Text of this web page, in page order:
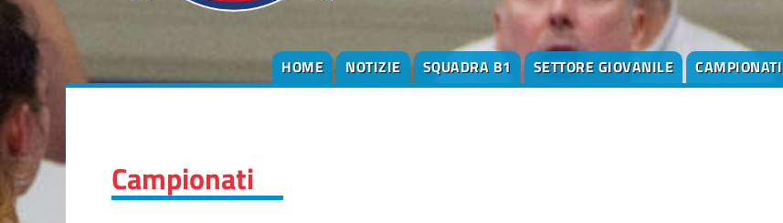
HOME NOTIZIE SQUADRA B1 SETTORE GIOVANILE CAMPIONATI
Campionati